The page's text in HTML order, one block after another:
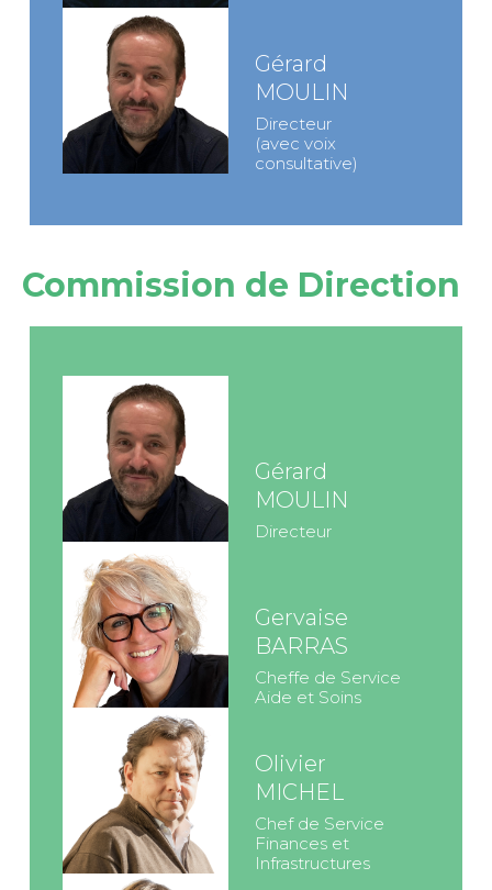
Gérard
MOULIN
Directeur
(avec voix
consultative)
Commission de Direction
Gérard
MOULIN
Directeur
Gervaise
BARRAS
Cheffe de Service
Aide et Soins
Olivier
MICHEL
Chef de Service
Finances et
Infrastructures